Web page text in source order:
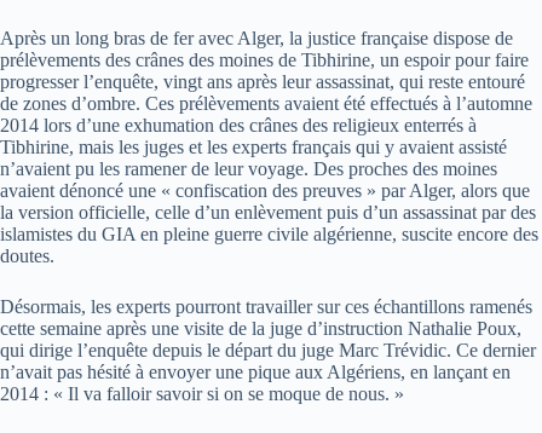
Après un long bras de fer avec Alger, la justice française dispose de
prélèvements des crânes des moines de Tibhirine, un espoir pour faire
progresser l’enquête, vingt ans après leur assassinat, qui reste entouré
de zones d’ombre. Ces prélèvements avaient été effectués à l’automne
2014 lors d’une exhumation des crânes des religieux enterrés à
Tibhirine, mais les juges et les experts français qui y avaient assisté
n’avaient pu les ramener de leur voyage. Des proches des moines
avaient dénoncé une « confiscation des preuves » par Alger, alors que
la version officielle, celle d’un enlèvement puis d’un assassinat par des
islamistes du GIA en pleine guerre civile algérienne, suscite encore des
doutes.
Désormais, les experts pourront travailler sur ces échantillons ramenés
cette semaine après une visite de la juge d’instruction Nathalie Poux,
qui dirige l’enquête depuis le départ du juge Marc Trévidic. Ce dernier
n’avait pas hésité à envoyer une pique aux Algériens, en lançant en
2014 : « Il va falloir savoir si on se moque de nous. »